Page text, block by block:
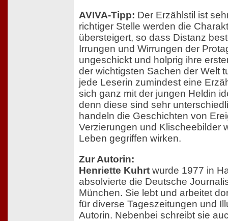
AVIVA-Tipp: Der Erzählstil ist
richtiger Stelle werden die
übersteigert, so dass Distanz
Irrungen und Wirrungen der
ungeschickt und holprig ihre
der wichtigsten Sachen der Welt
jede Leserin zumindest eine
sich ganz mit der jungen Heldin
denn diese sind sehr
handeln die Geschichten von
Verzierungen und Klischeebilder
Leben gegriffen wirken.
Zur Autorin:
Henriette Kuhrt wurde 1977 in
absolvierte die Deutsche
München. Sie lebt und arbeitet
für diverse Tageszeitungen und
Autorin. Nebenbei schreibt sie